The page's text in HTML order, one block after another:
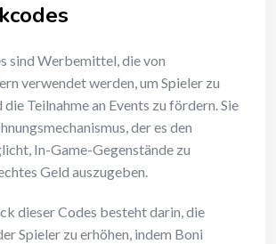
sind Werbemittel, die von
verwendet werden, um Spieler zu
die Teilnahme an Events zu fördern. Sie
der es den
In-Game-Gegenstände zu
Geld auszugeben.
dieser Codes besteht darin, die
Spieler zu erhöhen, indem Boni